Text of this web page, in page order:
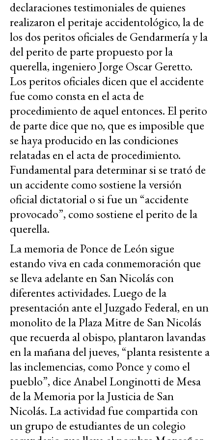
declaraciones testimoniales de quienes
realizaron el peritaje accidentológico, la de
los dos peritos oficiales de Gendarmería y la
del perito de parte propuesto por la
querella, ingeniero Jorge Oscar Geretto.
Los peritos oficiales dicen que el accidente
fue como consta en el acta de
procedimiento de aquel entonces. El perito
de parte dice que no, que es imposible que
se haya producido en las condiciones
relatadas en el acta de procedimiento.
Fundamental para determinar si se trató de
un accidente como sostiene la versión
oficial dictatorial o si fue un “accidente
provocado”, como sostiene el perito de la
querella.
La memoria de Ponce de León sigue
estando viva en cada conmemoración que
se lleva adelante en San Nicolás con
diferentes actividades. Luego de la
presentación ante el Juzgado Federal, en un
monolito de la Plaza Mitre de San Nicolás
que recuerda al obispo, plantaron lavandas
en la mañana del jueves, “planta resistente a
las inclemencias, como Ponce y como el
pueblo”, dice Anabel Longinotti de Mesa
de la Memoria por la Justicia de San
Nicolás. La actividad fue compartida con
un grupo de estudiantes de un colegio